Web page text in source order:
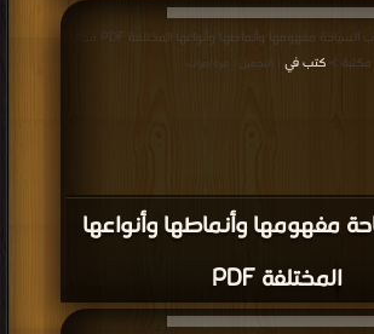
مفهومها وأنماطها وأنواعها
المختلفة PDF
قراءة و تحميل كتاب كتاب السياحة مفهومها وأنماطها وأنواعها المختلفة PDF مجانا |
مكتبة > كتب في | التحميل : مرة/مرات